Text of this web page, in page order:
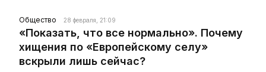
Общество 28 февраля, 21:09
«Показать, что все нормально». Почему
хищения по «Европейскому селу»
вскрыли лишь сейчас?